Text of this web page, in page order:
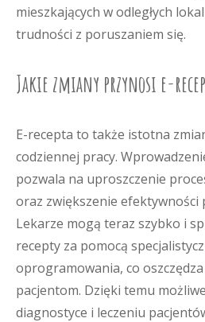
mieszkających w odległych
trudności z poruszaniem się.
Jakie zmiany przynosi e-
E-recepta to także istotna
codziennej pracy.
pozwala na uproszczenie
oraz zwiększenie efektywności
Lekarze mogą teraz szybko i
recepty za pomocą
oprogramowania, co
pacjentom. Dzięki temu
diagnostyce i leczeniu